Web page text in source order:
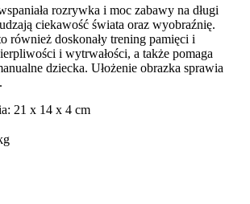
rozrywka i moc zabawy na długi
ciekawość świata oraz wyobraźnię.
również doskonały trening pamięci i
i wytrwałości, a także pomaga
dziecka. Ułożenie obrazka sprawia
21 x 14 x 4 cm